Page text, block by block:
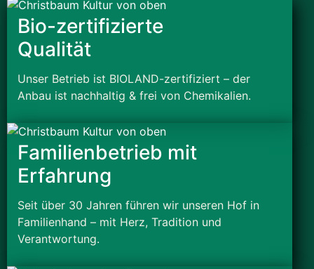
Bio-zertifizierte
Qualität
Unser Betrieb ist BIOLAND-zertifiziert – der
Anbau ist nachhaltig & frei von Chemikalien.
Familienbetrieb mit
Erfahrung
Seit über 30 Jahren führen wir unseren Hof in
Familienhand – mit Herz, Tradition und
Verantwortung.